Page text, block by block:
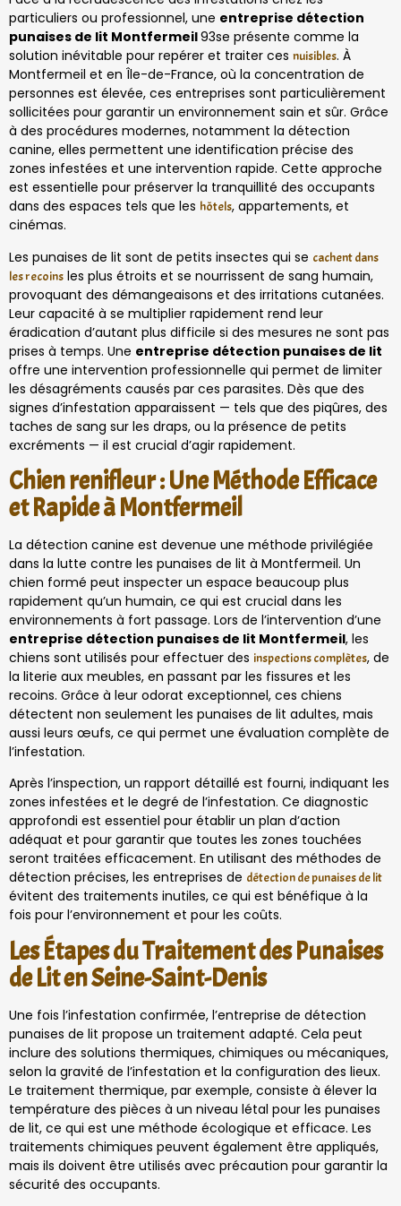
particuliers ou professionnel, une entreprise détection
punaises de lit Montfermeil93se présente comme la
solution inévitable pour repérer et traiter ces nuisibles. À
Montfermeil et en Île-de-France, où la concentration de
personnes est élevée, ces entreprises sont particulièrement
sollicitées pour garantir un environnement sain et sûr. Grâce
à des procédures modernes, notamment la détection
canine, elles permettent une identification précise des
zones infestées et une intervention rapide. Cette approche
est essentielle pour préserver la tranquillité des occupants
dans des espaces tels que les hôtels, appartements, et
cinémas.
Les punaises de lit sont de petits insectes qui se cachent dans
les recoins les plus étroits et se nourrissent de sang humain,
provoquant des démangeaisons et des irritations cutanées.
Leur capacité à se multiplier rapidement rend leur
éradication d’autant plus difficile si des mesures ne sont pas
prises à temps. Une entreprise détection punaises de lit
offre une intervention professionnelle qui permet de limiter
les désagréments causés par ces parasites. Dès que des
signes d’infestation apparaissent — tels que des piqûres, des
taches de sang sur les draps, ou la présence de petits
excréments — il est crucial d’agir rapidement.
Chien renifleur : Une Méthode Efficace
et Rapide à Montfermeil
La détection canine est devenue une méthode privilégiée
dans la lutte contre les punaises de lit à Montfermeil. Un
chien formé peut inspecter un espace beaucoup plus
rapidement qu’un humain, ce qui est crucial dans les
environnements à fort passage. Lors de l’intervention d’une
entreprise détection punaises de lit Montfermeil, les
chiens sont utilisés pour effectuer des inspections complètes, de
la literie aux meubles, en passant par les fissures et les
recoins. Grâce à leur odorat exceptionnel, ces chiens
détectent non seulement les punaises de lit adultes, mais
aussi leurs œufs, ce qui permet une évaluation complète de
l’infestation.
Après l’inspection, un rapport détaillé est fourni, indiquant les
zones infestées et le degré de l’infestation. Ce diagnostic
approfondi est essentiel pour établir un plan d’action
adéquat et pour garantir que toutes les zones touchées
seront traitées efficacement. En utilisant des méthodes de
détection précises, les entreprises de détection de punaises de lit
évitent des traitements inutiles, ce qui est bénéfique à la
fois pour l’environnement et pour les coûts.
Les Étapes du Traitement des Punaises
de Lit en Seine-Saint-Denis
Une fois l’infestation confirmée, l’entreprise de détection
punaises de lit propose un traitement adapté. Cela peut
inclure des solutions thermiques, chimiques ou mécaniques,
selon la gravité de l’infestation et la configuration des lieux.
Le traitement thermique, par exemple, consiste à élever la
température des pièces à un niveau létal pour les punaises
de lit, ce qui est une méthode écologique et efficace. Les
traitements chimiques peuvent également être appliqués,
mais ils doivent être utilisés avec précaution pour garantir la
sécurité des occupants.